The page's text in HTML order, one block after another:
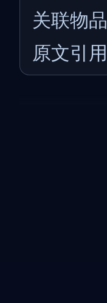
关联物品
原文引用